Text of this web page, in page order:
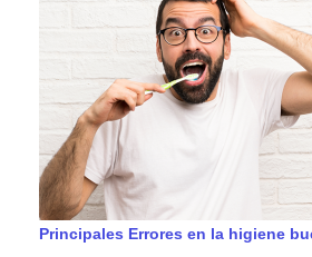
Principales Errores en la higiene